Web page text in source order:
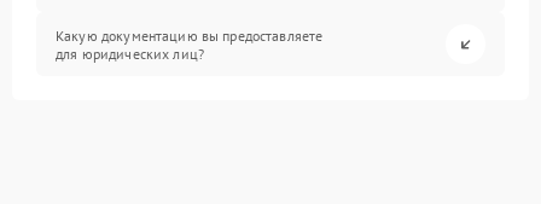
Какую документацию вы предоставляете
для юридических лиц?